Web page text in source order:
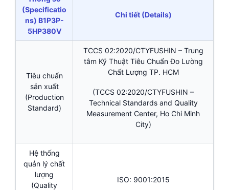
(Specificatio
ns) B1P3P-
5HP380V
Chi tiết (Details)
Tiêu chuẩn
sản xuất
(Production
Standard)
TCCS 02:2020/CTYFUSHIN – Trung
tâm Kỹ Thuật Tiêu Chuẩn Đo Lường
Chất Lượng TP. HCM
(TCCS 02:2020/CTYFUSHIN –
Technical Standards and Quality
Measurement Center, Ho Chi Minh
City)
Hệ thống
quản lý chất
lượng
(Quality
ISO: 9001:2015